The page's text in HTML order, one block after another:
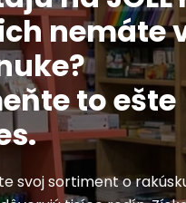
nemáte
to ešte
svoj sortiment o